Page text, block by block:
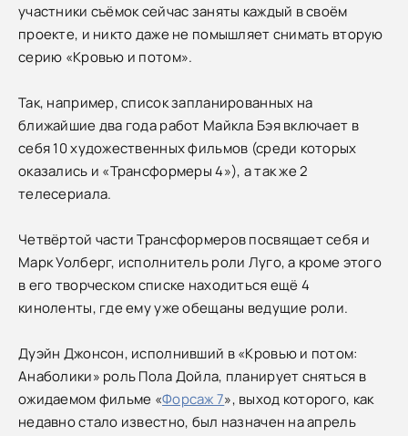
участники съёмок сейчас заняты каждый в своём
проекте, и никто даже не помышляет снимать вторую
серию «Кровью и потом».
Так, например, список запланированных на
ближайшие два года работ Майкла Бэя включает в
себя 10 художественных фильмов (среди которых
оказались и «Трансформеры 4»), а так же 2
телесериала.
Четвёртой части Трансформеров посвящает себя и
Марк Уолберг, исполнитель роли Луго, а кроме этого
в его творческом списке находиться ещё 4
киноленты, где ему уже обещаны ведущие роли.
Дуэйн Джонсон, исполнивший в «Кровью и потом:
Анаболики» роль Пола Дойла, планирует сняться в
ожидаемом фильме «Форсаж 7», выход которого, как
недавно стало известно, был назначен на апрель